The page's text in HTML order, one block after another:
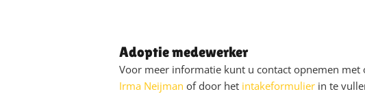
Adoptie medewerker
Voor meer informatie kunt u contact opnemen met
Irma Neijman of door het intakeformulierin te